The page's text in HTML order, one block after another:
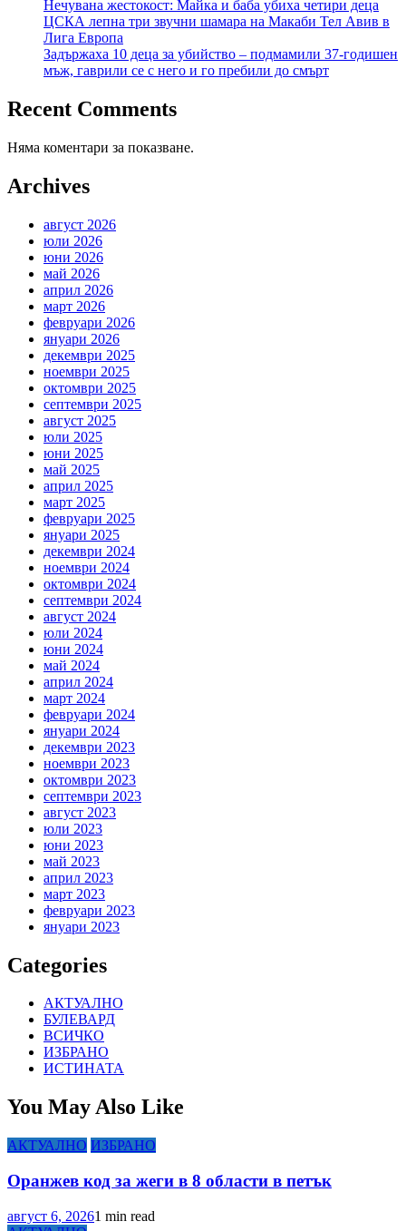
Нечувана жестокост: Майка и баба убиха четири деца
ЦСКА лепна три звучни шамара на Макаби Тел Авив в
Лига Европа
Задържаха 10 деца за убийство – подмамили 37-годишен
мъж, гаврили се с него и го пребили до смърт
Recent Comments
Няма коментари за показване.
Archives
август 2026
юли 2026
юни 2026
май 2026
април 2026
март 2026
февруари 2026
януари 2026
декември 2025
ноември 2025
октомври 2025
септември 2025
август 2025
юли 2025
юни 2025
май 2025
април 2025
март 2025
февруари 2025
януари 2025
декември 2024
ноември 2024
октомври 2024
септември 2024
август 2024
юли 2024
юни 2024
май 2024
април 2024
март 2024
февруари 2024
януари 2024
декември 2023
ноември 2023
октомври 2023
септември 2023
август 2023
юли 2023
юни 2023
май 2023
април 2023
март 2023
февруари 2023
януари 2023
Categories
АКТУАЛНО
БУЛЕВАРД
ВСИЧКО
ИЗБРАНО
ИСТИНАТА
You May Also Like
АКТУАЛНО ИЗБРАНО
Оранжев код за жеги в 8 области в петък
август 6, 20261 min read